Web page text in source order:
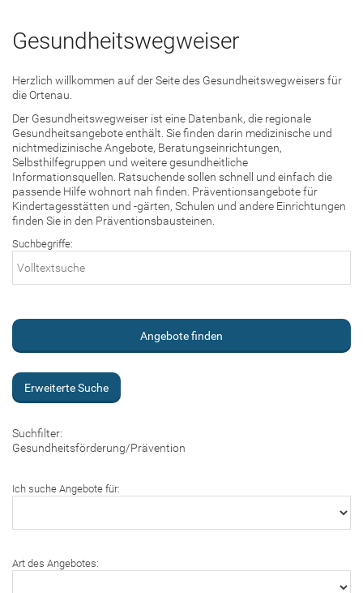
Gesundheitswegweiser
Herzlich willkommen auf der Seite des Gesundheitswegweisers für
die Ortenau.
Der Gesundheitswegweiser ist eine Datenbank, die regionale
Gesundheitsangebote enthält. Sie finden darin medizinische und
nichtmedizinische Angebote, Beratungseinrichtungen,
Selbsthilfegruppen und weitere gesundheitliche
Informationsquellen. Ratsuchende sollen schnell und einfach die
passende Hilfe wohnort nah finden. Präventionsangebote für
Kindertagesstätten und -gärten, Schulen und andere Einrichtungen
finden Sie in den Präventionsbausteinen.
Suchbegriffe:
Erweiterte Suche
Suchfilter:
Gesundheitsförderung/Prävention
Ich suche Angebote für:
Art des Angebotes: